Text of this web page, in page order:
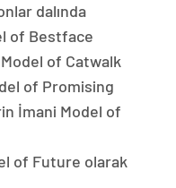
dalında
of Bestface
of Catwalk
of Promising
İmani Model of
of Future olarak